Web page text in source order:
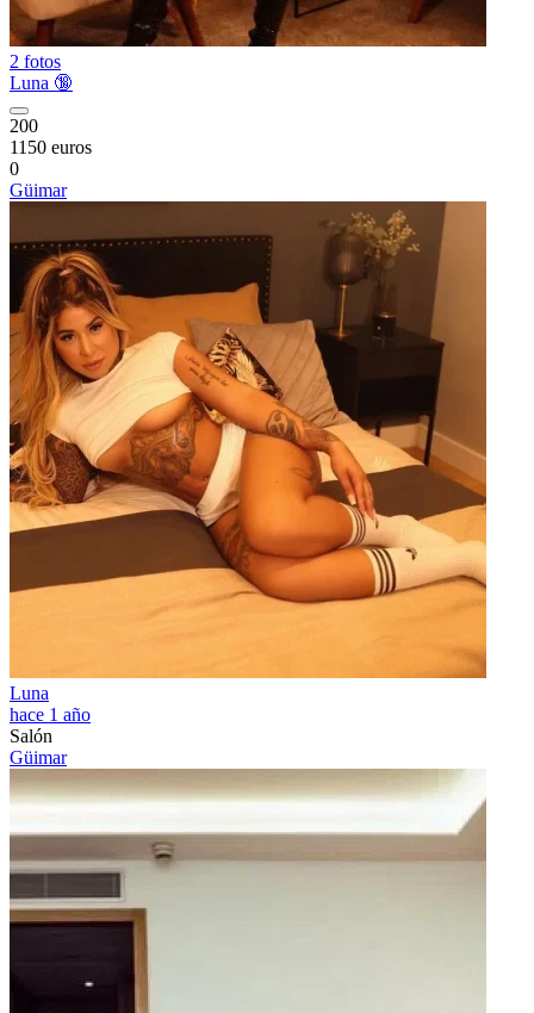
2 fotos
Luna 🔞
200
1150 euros
0
Güimar
Luna
hace 1 año
Salón
Güimar